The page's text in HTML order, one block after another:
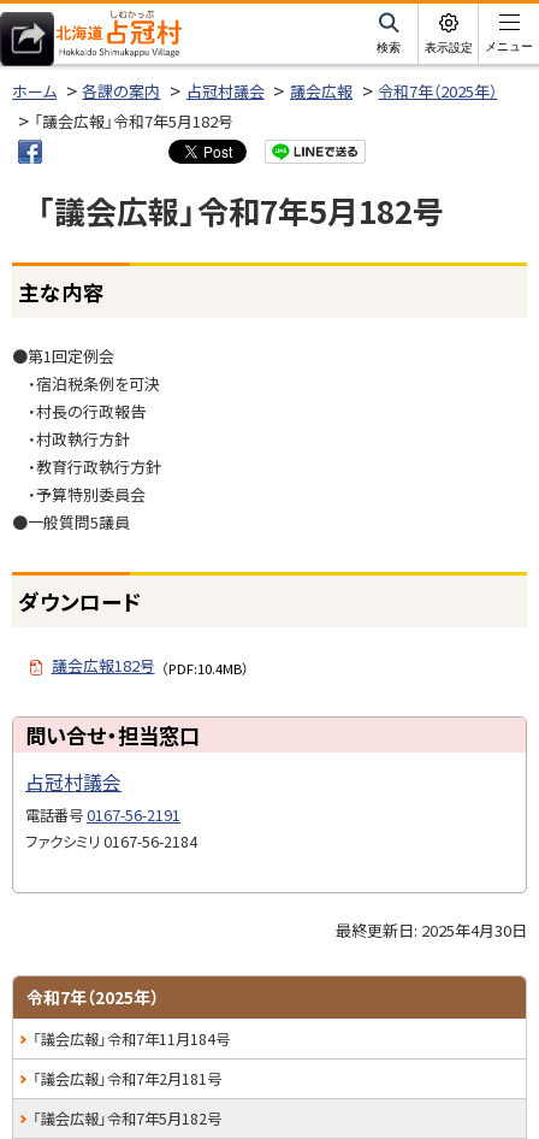
本
文
へ北海道占冠村
サ
イ
ト
内
検索 表示設定 メニュー
ホーム 各課の案内 占冠村議会 議会広報
令和7年（2025年）
「議会広報」令和7年5月182号
「議会広報」令和7年5月182号
ページ内目次
主
内
ロ
ド
せ
当
窓
主な内容
●第1回定例会
・宿泊税条例を可決
・村長の行政報告
・村政執行方針
・教育行政執行方針
・予算特別委員会
●一般質問5議員
ッ
る
ダウンロード
議会広報182号 （PDF:10.4MB）
ッ
に
戻
問い合せ・担当窓口
占冠村議会
電話番号0167-56-2191
ファクシミリ 0167-56-2184
プ
に
戻
る
最終更新日: 2025年4月30日
サ
イ
ド
・
令和7年（2025年）
「議会広報」令和7年11月184号
「議会広報」令和7年2月181号
「議会広報」令和7年5月182号